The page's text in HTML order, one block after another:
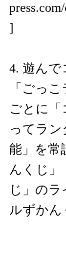
]
4. 遊ん
「ごっ
ごとに
ってラ
能」を常
んくじ
じ」の
ルずかん